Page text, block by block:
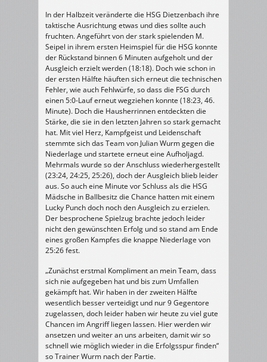
In der Halbzeit veränderte die HSG Dietzenbach ihre
taktische Ausrichtung etwas und dies sollte auch
fruchten. Angeführt von der stark spielenden M.
Seipel in ihrem ersten Heimspiel für die HSG konnte
der Rückstand binnen 6 Minuten aufgeholt und der
Ausgleich erzielt werden (18:18). Doch wie schon in
der ersten Hälfte häuften sich erneut die technischen
Fehler, wie auch Fehlwürfe, so dass die FSG durch
einen 5:0-Lauf erneut wegziehen konnte (18:23, 46.
Minute). Doch die Hausherrinnen entdeckten die
Stärke, die sie in den letzten Jahren so stark gemacht
hat. Mit viel Herz, Kampfgeist und Leidenschaft
stemmte sich das Team von Julian Wurm gegen die
Niederlage und startete erneut eine Aufholjagd.
Mehrmals wurde so der Anschluss wiederhergestellt
(23:24, 24:25, 25:26), doch der Ausgleich blieb leider
aus. So auch eine Minute vor Schluss als die HSG
Mädsche in Ballbesitz die Chance hatten mit einem
Lucky Punch doch noch den Ausgleich zu erzielen.
Der besprochene Spielzug brachte jedoch leider
nicht den gewünschten Erfolg und so stand am Ende
eines großen Kampfes die knappe Niederlage von
25:26 fest.
„Zunächst erstmal Kompliment an mein Team, dass
sich nie aufgegeben hat und bis zum Umfallen
gekämpft hat. Wir haben in der zweiten Hälfte
wesentlich besser verteidigt und nur 9 Gegentore
zugelassen, doch leider haben wir heute zu viel gute
Chancen im Angriff liegen lassen. Hier werden wir
ansetzen und weiter an uns arbeiten, damit wir so
schnell wie möglich wieder in die Erfolgsspur finden“
so Trainer Wurm nach der Partie.